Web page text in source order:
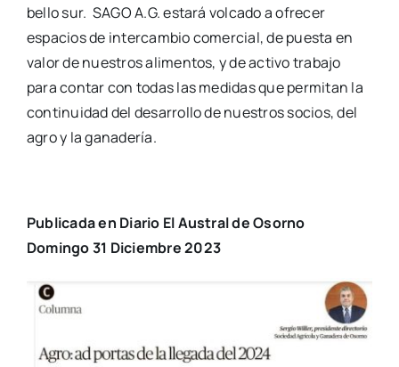
bello sur. SAGO A.G. estará volcado a ofrecer
espacios de intercambio comercial, de puesta en
valor de nuestros alimentos, y de activo trabajo
para contar con todas las medidas que permitan la
continuidad del desarrollo de nuestros socios, del
agro y la ganadería.
Publicada en Diario El Austral de Osorno
Domingo 31 Diciembre 2023